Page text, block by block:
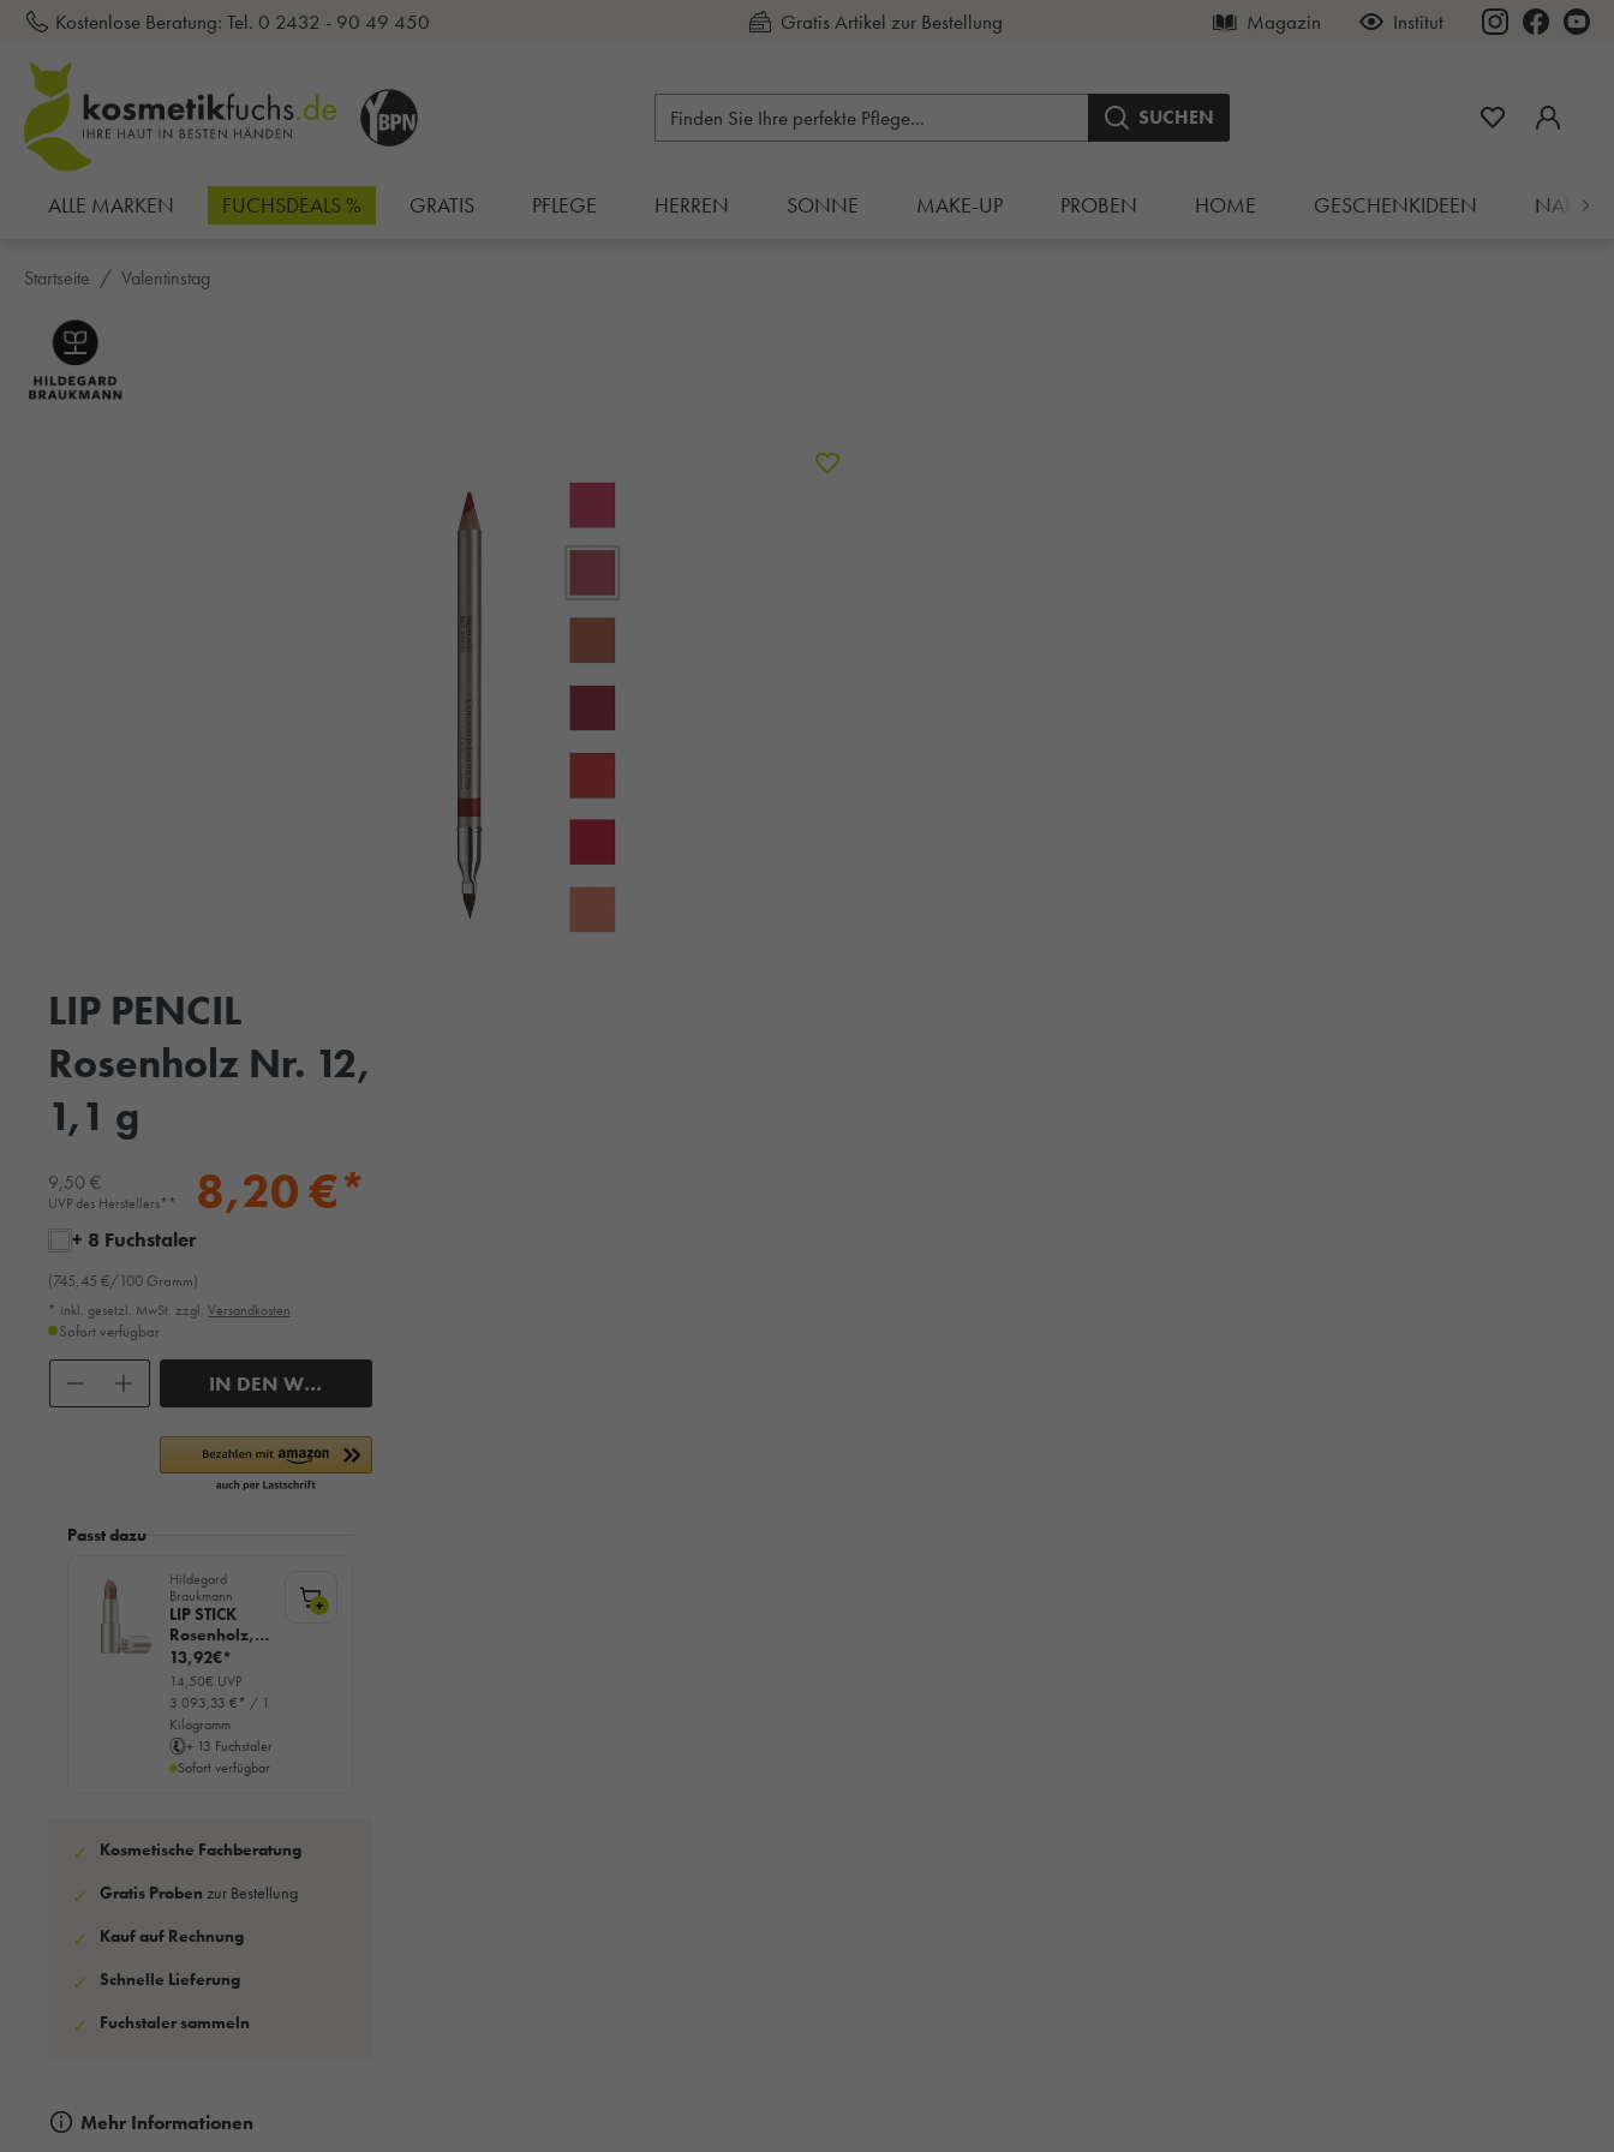
springen
Kostenlose Beratung: Tel. 0 2432 - 90 49 450 Kauf auf Rechnung Magazin Institut
SUCHEN
ALLE MARKEN FUCHSDEALS % GRATIS PFLEGE HERREN SONNE MAKE-UP PROBEN HOME GESCHENKIDEEN
Startseite Valentinstag
LIP PENCIL
Rosenholz Nr. 12,
1,1 g
9,50 €
UVP des Herstellers** 8,20 €*
+ 8 Fuchstaler
(745,45 €/100 Gramm)
* inkl. gesetzl. MwSt. zzgl. Versandkosten
Sofort verfügbar
IN DEN WARENKORB
Passt dazu
Hildegard
Braukmann
LIP STICK
Rosenholz,
4,5g
13,92€*
14,50€ UVP
3.093,33 €* / 1
Kilogramm
+ 13 Fuchstaler
Sofort verfügbar
+
✓ Kosmetische Fachberatung
✓ Gratis Proben zur Bestellung
✓ Kauf auf Rechnung
✓ Schnelle Lieferung
✓ Fuchstaler sammeln
Mehr Informationen